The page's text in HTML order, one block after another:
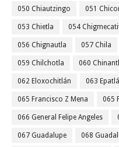
050 Chiautzingo 051
053 Chietla 054
056 Chignautla 057 Chila
059 Chilchotla 060
062 Eloxochitlán 063
065 Francisco Z Mena 065
066 General Felipe Angeles
067 Guadalupe 068